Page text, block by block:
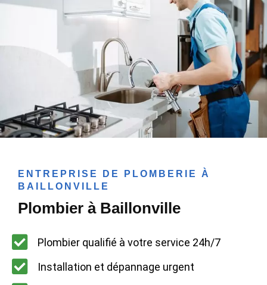
ENTREPRISE DE PLOMBERIE À
BAILLONVILLE
Plombier à Baillonville
Plombier qualifié à votre service 24h/7
Installation et dépannage urgent